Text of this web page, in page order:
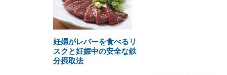
妊婦がレバーを食べるリ
スクと妊娠中の安全な鉄
分摂取法